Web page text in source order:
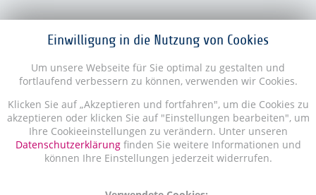
Einwilligung in die Nutzung von Cookies
Um unsere Webseite für Sie optimal zu gestalten und
fortlaufend verbessern zu können, verwenden wir Cookies.
Klicken Sie auf „Akzeptieren und fortfahren", um die Cookies zu
akzeptieren oder klicken Sie auf "Einstellungen bearbeiten", um
Ihre Cookieeinstellungen zu verändern. Unter unseren
Datenschutzerklärungfinden Sie weitere Informationen und
können Ihre Einstellungen jederzeit widerrufen.